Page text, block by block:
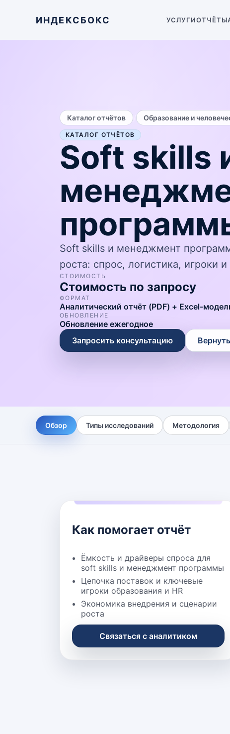
ИНДЕКСБОКС УСЛУГИОТЧЁТЫ
Каталог отчётов Образование и
КАТАЛОГ ОТЧЁТОВ
Soft skills
Soft skills и менеджмент
роста: спрос, логистика, игроки
СТОИМОСТЬ
Стоимость по запросу
ФОРМАТ
Аналитический отчёт (PDF) + Excel-
ОБНОВЛЕНИЕ
Обновление ежегодное
Запросить консультацию
Обзор Типы исследований Методология
Как помогает отчёт
Ёмкость и драйверы спроса для
soft skills и менеджмент программы
Цепочка поставок и ключевые
игроки образования и HR
Экономика внедрения и сценарии
роста
Связаться с аналитиком